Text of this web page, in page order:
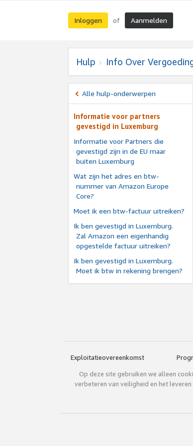
Inloggen of Aanmelden
Hulp Info Over
Alle hulp-onderwerpen
Informatie voor partners
gevestigd in Luxemburg
Informatie voor Partners die
gevestigd zijn in de EU maar
buiten Luxemburg
Wat zijn het adres en btw-
nummer van Amazon Europe
Core?
Moet ik een btw-factuur uitreiken?
Ik ben gevestigd in Luxemburg.
Zal Amazon een eigenhandig
opgestelde factuur uitreiken?
Ik ben gevestigd in Luxemburg.
Moet ik btw in rekening brengen?
Exploitatieovereenkomst
Op deze site gebruiken we alleen
verbeteren van veiligheid en het